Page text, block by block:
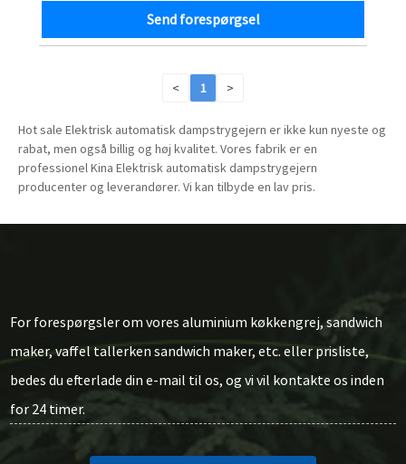
Send forespørgsel
< 1 >
Hot sale Elektrisk automatisk dampstrygejern er ikke kun nyeste og
rabat, men også billig og høj kvalitet. Vores fabrik er en
professionel Kina Elektrisk automatisk dampstrygejern
producenter og leverandører. Vi kan tilbyde en lav pris.
For forespørgsler om vores aluminium køkkengrej, sandwich
maker, vaffel tallerken sandwich maker, etc. eller prisliste,
bedes du efterlade din e-mail til os, og vi vil kontakte os inden
for 24 timer.